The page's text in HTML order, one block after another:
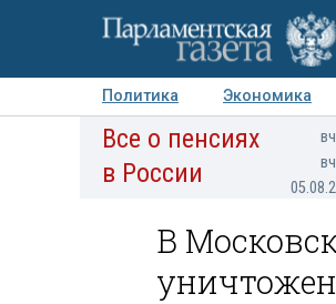
Политика Экономика
Авторы Персоны
Все о пенсиях
в России
В